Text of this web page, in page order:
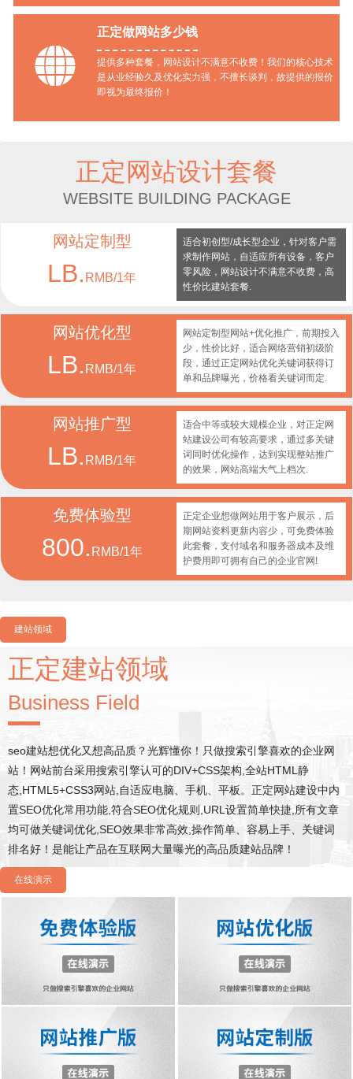

正定做网站多少钱
提供多种套餐，网站设计不满意不收费！我们的核心技术
是从业经验久及优化实力强，不擅长谈判，故提供的报价
即视为最终报价！
正定网站设计套餐
WEBSITE BUILDING PACKAGE
网站定制型
LB. RMB/1年
适合初创型/成长型企业，针对客户需
求制作网站，自适应所有设备，客户
零风险，网站设计不满意不收费，高
性价比建站套餐.
网站优化型
LB. RMB/1年
网站定制型网站+优化推广，前期投入
少，性价比好，适合网络营销初级阶
段，通过正定网站优化关键词获得订
单和品牌曝光，价格看关键词而定.
网站推广型
LB. RMB/1年
适合中等或较大规模企业，对正定网
站建设公司有较高要求，通过多关键
词同时优化操作，达到实现整站推广
的效果，网站高端大气上档次.
免费体验型
800. RMB/1年
正定企业想做网站用于客户展示，后
期网站资料更新内容少，可免费体验
此套餐，支付域名和服务器成本及维
护费用即可拥有自己的企业官网!
建站领域
正定建站领域
Business Field
seo建站想优化又想高品质？光辉懂你！只做搜索引擎喜欢的企业网
站！网站前台采用搜索引擎认可的DIV+CSS架构,全站HTML静
态,HTML5+CSS3网站,自适应电脑、手机、平板。正定网站建设中内
置SEO优化常用功能,符合SEO优化规则,URL设置简单快捷,所有文章
均可做关键词优化,SEO效果非常高效,操作简单、容易上手、关键词
排名好！是能让产品在互联网大量曝光的高品质建站品牌！
在线演示